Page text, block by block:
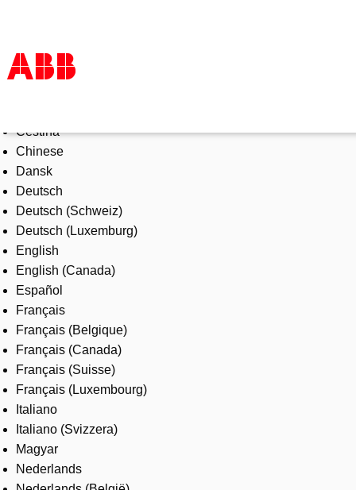
Products & Solutions
Industries
Services
About us
Where to buy
Contact us
Careers
Čeština
Chinese
Dansk
Deutsch
Deutsch (Schweiz)
Deutsch (Luxemburg)
English
English (Canada)
Español
Français
Français (Belgique)
Français (Canada)
Français (Suisse)
Français (Luxembourg)
Italiano
Italiano (Svizzera)
Magyar
Nederlands